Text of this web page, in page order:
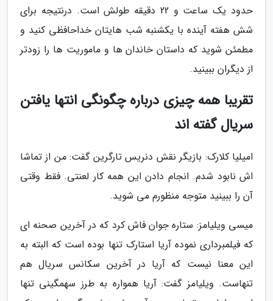
حدود یک ساعت و 22 دقیقه طولش است. درنتیجه برای
شش هفته آینده با یکشنبه شب هایتان خداحافظی کنید و
مطمئن شوید که داستان خاندان ها و ماموریت ها را زودتر
از دیگران ببینید.
تقریبا همه چیزی درباره چگونگی انتها یافتن
سریال گفته اند
امیلیا کلارک: بازیگر نقش دنریس تارگرین گفت: من از تماشا
اش نابود شدم. انجام دادن این همه کار لعنتی. فقط وقتی
آن را ببینید متوجه منظورم می شوید.
میسی ویلیامز: ستاره جوان فاش کرد که در آخرین صحنه ای
که فیلمبرداری نموده آریا استارک تنها بوده است که البته به
این معنا نیست که آریا در آخرین سکانس سریال هم
تنهاست. ویلیامز گفت: آریا همواره به طرز سهمگینی تنها